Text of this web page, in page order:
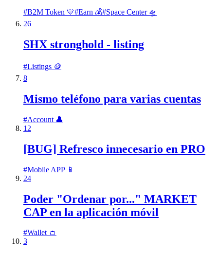
#B2M Token 💙#Earn 💰#Space Center 🛸
26
SHX stronghold - listing
#Listings 🪙
8
Mismo teléfono para varias cuentas
#Account 👤
12
[BUG] Refresco innecesario en PRO
#Mobile APP 📱
24
Poder "Ordenar por..." MARKET
CAP en la aplicación móvil
#Wallet 👛
3